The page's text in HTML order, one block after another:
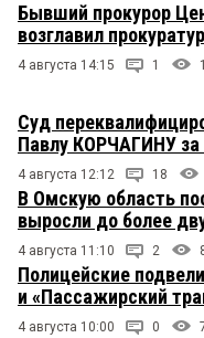
Бывший прокурор
возглавил
4 августа 14:15 1
Суд
Павлу КОРЧАГИНУ за
4 августа 12:12 18
В Омскую область
выросли до более
4 августа 11:10 2
Полицейские
и «Пассажирский
4 августа 10:00 0